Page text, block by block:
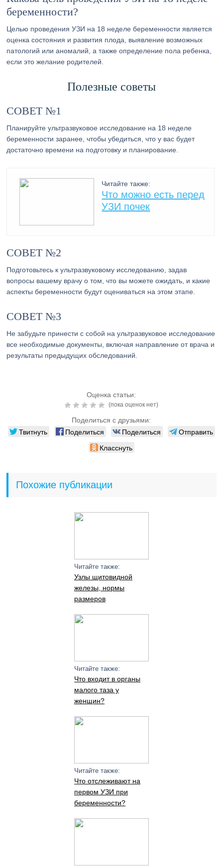
беременности?
Целью проведения УЗИ на 18 неделе беременности является
оценка состояния и развития плода, выявление возможных
патологий или аномалий, а также определение пола ребенка,
если это желание родителей.
Полезные советы
СОВЕТ №1
Планируйте ультразвуковое исследование на 18 неделе
беременности заранее, чтобы убедиться, что у вас будет
достаточно времени на подготовку и планирование.
Читайте также:
Что можно есть перед
УЗИ почек
СОВЕТ №2
Подготовьтесь к ультразвуковому исследованию, задав
вопросы вашему врачу о том, что вы можете ожидать, и какие
аспекты беременности будут оцениваться на этом этапе.
СОВЕТ №3
Не забудьте принести с собой на ультразвуковое исследование
все необходимые документы, включая направление от врача и
результаты предыдущих обследований.
Оценка статьи:
(пока оценок нет)
Поделиться с друзьями:
Твитнуть Поделиться Поделиться
Отправить
Класснуть
Похожие публикации
Читайте также:
Узлы щитовидной
железы, нормы
размеров
Читайте также:
Что входит в органы
малого таза у
женщин?
Читайте также:
Что отслеживают на
первом УЗИ при
беременности?